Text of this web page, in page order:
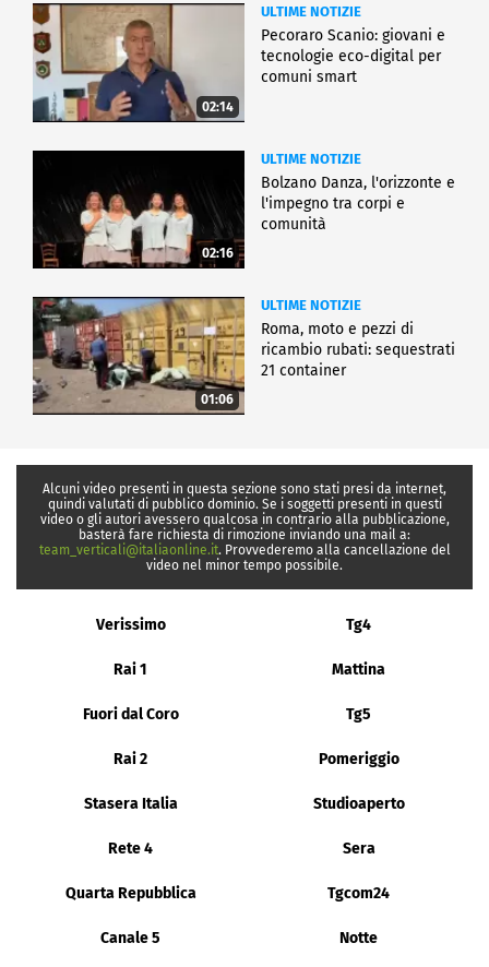
02:14
ULTIME NOTIZIE
Pecoraro Scanio: giovani e
tecnologie eco-digital per
comuni smart
02:16
ULTIME NOTIZIE
Bolzano Danza, l'orizzonte e
l'impegno tra corpi e
comunità
01:06
ULTIME NOTIZIE
Roma, moto e pezzi di
ricambio rubati: sequestrati
21 container
Alcuni video presenti in questa sezione sono stati presi da internet,
quindi valutati di pubblico dominio. Se i soggetti presenti in questi
video o gli autori avessero qualcosa in contrario alla pubblicazione,
basterà fare richiesta di rimozione inviando una mail a:
team_verticali@italiaonline.it. Provvederemo alla cancellazione del
video nel minor tempo possibile.
Verissimo Tg4
Rai 1 Mattina
Fuori dal Coro Tg5
Rai 2 Pomeriggio
Stasera Italia Studioaperto
Rete 4 Sera
Quarta Repubblica Tgcom24
Canale 5 Notte